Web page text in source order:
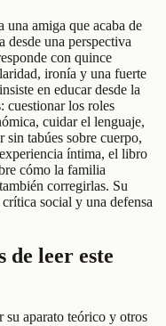
una amiga que acaba de
desde una perspectiva
con quince
ironía y una fuerte
en educar desde la
cuestionar los roles
cuidar el lenguaje,
sin tabúes sobre cuerpo,
íntima, el libro
cómo la familia
corregirlas. Su
social y una defensa
de leer este
aparato teórico y otros